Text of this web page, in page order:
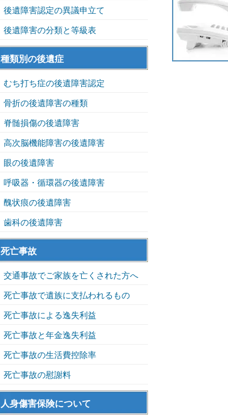
後遺障害認定の異議申立て
後遺障害の分類と等級表
種類別の後遺症
むち打ち症の後遺障害認定
骨折の後遺障害の種類
脊髄損傷の後遺障害
高次脳機能障害の後遺障害
眼の後遺障害
呼吸器・循環器の後遺障害
醜状痕の後遺障害
歯科の後遺障害
死亡事故
交通事故でご家族を亡くされた方へ
死亡事故で遺族に支払われるもの
死亡事故による逸失利益
死亡事故と年金逸失利益
死亡事故の生活費控除率
死亡事故の慰謝料
人身傷害保険について